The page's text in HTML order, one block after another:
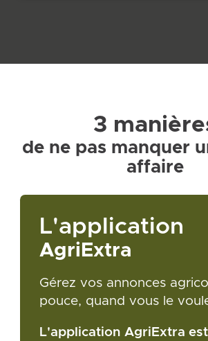
3
de ne pas manquer
affaire
L'application
AgriExtra
Gérez vos annonces
pouce, quand vous le
L'application AgriExtra